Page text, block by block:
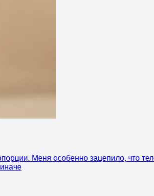
Меня особенно зацепило, что